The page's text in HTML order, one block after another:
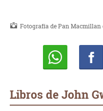
Fotografía de Pan
Libros de John